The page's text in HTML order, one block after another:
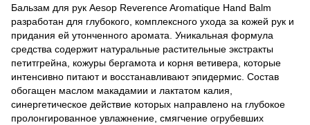
Бальзам для рук Aesop Reverence Aromatique Hand Balm
разработан для глубокого, комплексного ухода за кожей рук и
придания ей утонченного аромата. Уникальная формула
средства содержит натуральные растительные экстракты
петитгрейна, кожуры бергамота и корня ветивера, которые
интенсивно питают и восстанавливают эпидермис. Состав
обогащен маслом макадамии и лактатом калия,
синергетическое действие которых направлено на глубокое
пролонгированное увлажнение, смягчение огрубевших